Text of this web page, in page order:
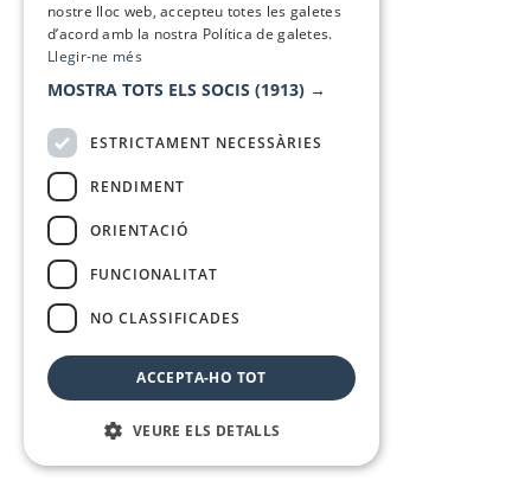
nostre lloc web, accepteu totes les galetes
d’acord amb la nostra Política de galetes.
Llegir-ne més
MOSTRA TOTS ELS SOCIS (1913) →
ESTRICTAMENT NECESSÀRIES
RENDIMENT
ORIENTACIÓ
FUNCIONALITAT
NO CLASSIFICADES
ACCEPTA-HO TOT
VEURE ELS DETALLS